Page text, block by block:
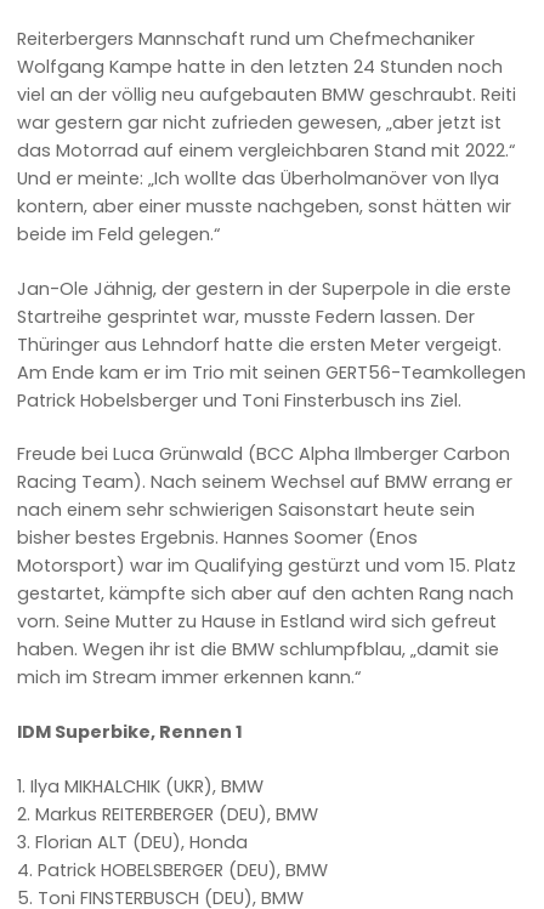
Reiterbergers Mannschaft rund um Chefmechaniker
Wolfgang Kampe hatte in den letzten 24 Stunden noch
viel an der völlig neu aufgebauten BMW geschraubt. Reiti
war gestern gar nicht zufrieden gewesen, „aber jetzt ist
das Motorrad auf einem vergleichbaren Stand mit 2022.“
Und er meinte: „Ich wollte das Überholmanöver von Ilya
kontern, aber einer musste nachgeben, sonst hätten wir
beide im Feld gelegen.“
Jan-Ole Jähnig, der gestern in der Superpole in die erste
Startreihe gesprintet war, musste Federn lassen. Der
Thüringer aus Lehndorf hatte die ersten Meter vergeigt.
Am Ende kam er im Trio mit seinen GERT56-Teamkollegen
Patrick Hobelsberger und Toni Finsterbusch ins Ziel.
Freude bei Luca Grünwald (BCC Alpha Ilmberger Carbon
Racing Team). Nach seinem Wechsel auf BMW errang er
nach einem sehr schwierigen Saisonstart heute sein
bisher bestes Ergebnis. Hannes Soomer (Enos
Motorsport) war im Qualifying gestürzt und vom 15. Platz
gestartet, kämpfte sich aber auf den achten Rang nach
vorn. Seine Mutter zu Hause in Estland wird sich gefreut
haben. Wegen ihr ist die BMW schlumpfblau, „damit sie
mich im Stream immer erkennen kann.“
IDM Superbike, Rennen 1
1. Ilya MIKHALCHIK (UKR), BMW
2. Markus REITERBERGER (DEU), BMW
3. Florian ALT (DEU), Honda
4. Patrick HOBELSBERGER (DEU), BMW
5. Toni FINSTERBUSCH (DEU), BMW